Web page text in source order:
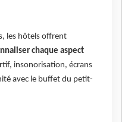
les hôtels offrent
chaque aspect
insonorisation, écrans
avec le buffet du petit-